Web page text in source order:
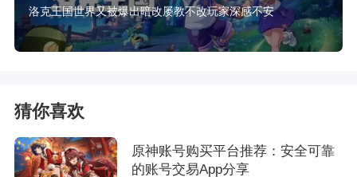
洛克王国世界又被爆出暗改屡教不改玩家深感不安
猜你喜欢
原神账号购买平台推荐：安全可靠
的账号交易App分享